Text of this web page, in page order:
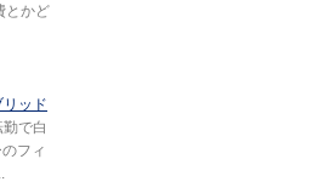
とかど
ッド
で白
フィ